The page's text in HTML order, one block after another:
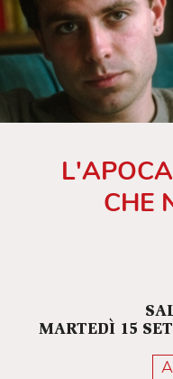
CHE
MARTEDÌ 15